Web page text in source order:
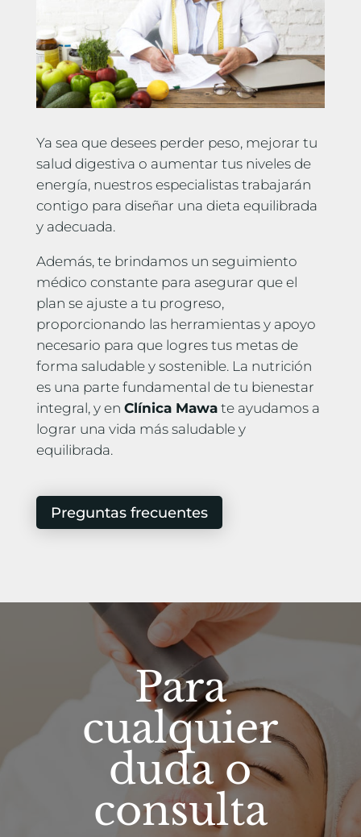
Ya sea que desees perder peso, mejorar tu
salud digestiva o aumentar tus niveles de
energía, nuestros especialistas trabajarán
contigo para diseñar una dieta equilibrada
y adecuada.
Además, te brindamos un seguimiento
médico constante para asegurar que el
plan se ajuste a tu progreso,
proporcionando las herramientas y apoyo
necesario para que logres tus metas de
forma saludable y sostenible. La nutrición
es una parte fundamental de tu bienestar
integral, y en Clínica Mawate ayudamos a
lograr una vida más saludable y
equilibrada.
Preguntas frecuentes
Para
cualquier
duda o
consulta